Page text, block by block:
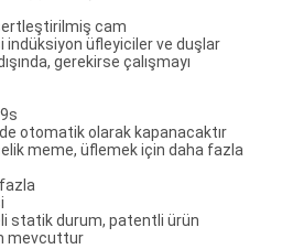
cam
indüksiyon üfleyiciler ve duşlar
gerekirse çalışmayı
otomatik olarak kapanacaktır
meme, üflemek için daha fazla
fazla
statik durum, patentli ürün
mevcuttur